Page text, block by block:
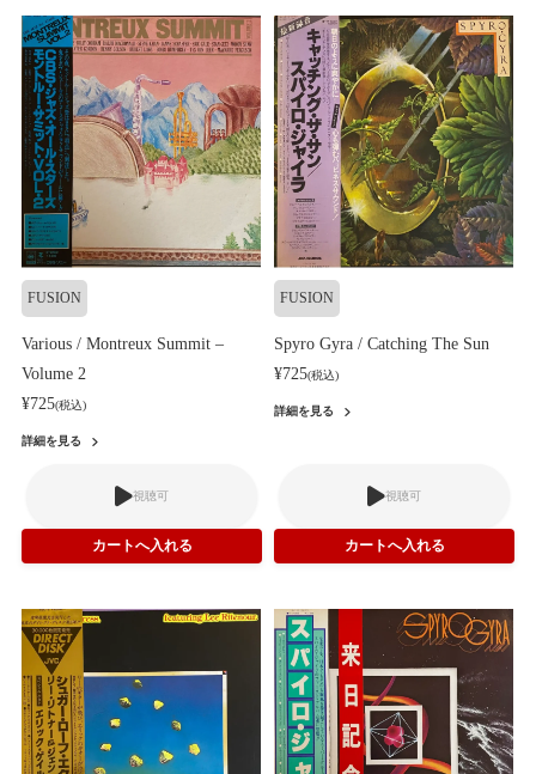
FUSION
Various / Montreux Summit –
Volume 2
¥725(税込)
詳細を見る
視聴可
FUSION
Spyro Gyra / Catching The Sun
¥725(税込)
詳細を見る
視聴可